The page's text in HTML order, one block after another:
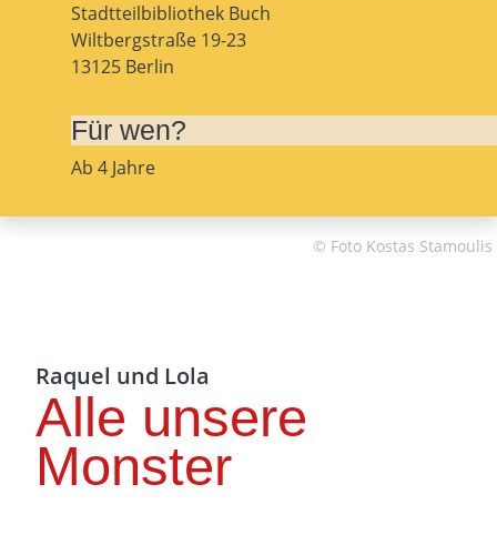
Stadtteilbibliothek Buch
Wiltbergstraße 19-23
13125 Berlin
Für wen?
Ab 4 Jahre
© Foto Kostas Stamoulis
Raquel und Lola
Alle unsere
Monster